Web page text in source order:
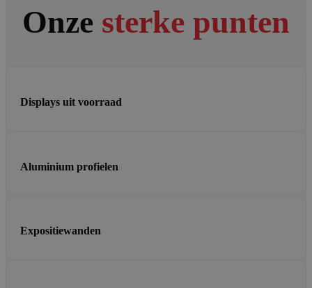
Onze sterke punten
Displays uit voorraad
Aluminium profielen
Expositiewanden